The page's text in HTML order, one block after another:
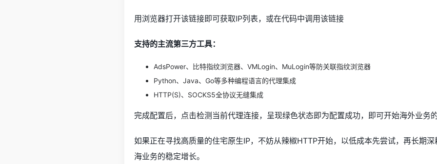
用浏览器打开该链接即可获取IP列表，或在代码中调用该链接
支持的主流第三方工具：
AdsPower、比特指纹浏览器、VMLogin、MuLogin等防关联指纹浏览器
Python、Java、Go等多种编程语言的代理集成
HTTP(S)、SOCKS5全协议无缝集成
完成配置后，点击检测当前代理连接，呈现绿色状态即为配置成功，即可开始海外业务的
如果正在寻找高质量的住宅原生IP，不妨从辣椒HTTP开始，以低成本先尝试，再长期深
海业务的稳定增长。